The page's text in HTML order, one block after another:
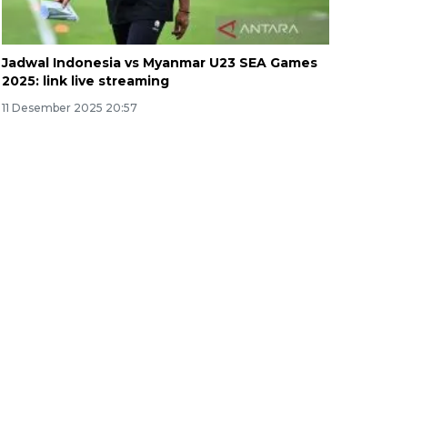
Jadwal Indonesia vs Myanmar U23 SEA Games
2025: link live streaming
11 Desember 2025 20:57